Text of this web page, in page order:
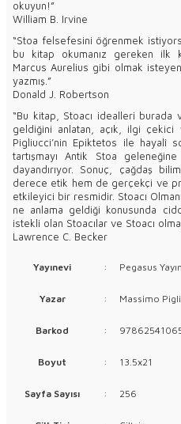
okuyun!”
William B. Irvine
“Stoa felsefesini öğrenmek
bu kitap okumanız gereken ilk
Marcus Aurelius gibi olmak
yazmış.”
Donald J. Robertson
“Bu kitap, Stoacı idealleri
geldiğini anlatan, açık, ilgi
Pigliucci’nin Epiktetos ile hayalî
tartışmayı Antik Stoa
dayandırıyor. Sonuç, çağdaş
derece etik hem de gerçekçi ve
etkileyici bir resmidir. Stoacı
ne anlama geldiği konusunda
istekli olan Stoacılar ve Stoacı
Lawrence C. Becker
Yayınevi : Pegasus
Yazar : Massimo
Barkod :
Boyut : 13.5x21
Sayfa Sayısı : 256